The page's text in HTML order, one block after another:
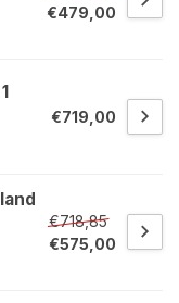
€479,00
€719,00
€718,85
€575,00